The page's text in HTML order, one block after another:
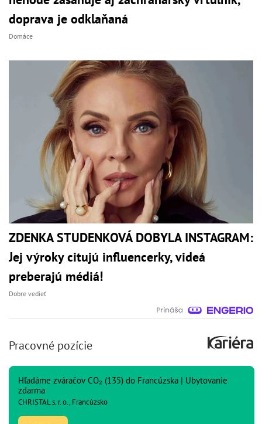
doprava je odklaňaná
Domáce
ZDENKA STUDENKOVÁ DOBYLA INSTAGRAM:
Jej výroky citujú influencerky, videá
preberajú médiá!
Dobre vedieť
Pracovné pozície
Hľadáme zváračov CO₂ (135) do Francúzska | Ubytovanie
zdarma
CHRISTAL s. r. o., Francúzsko